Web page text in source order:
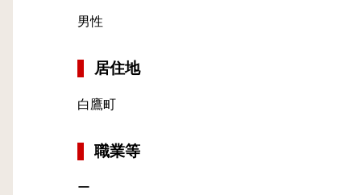
男性
居住地
白鷹町
職業等
ー